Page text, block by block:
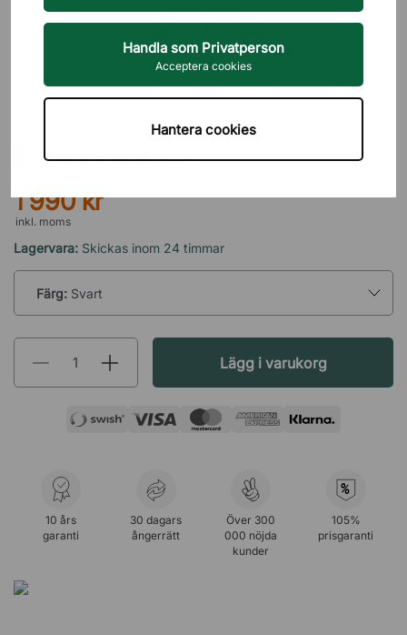
Handla som Privatperson
Acceptera cookies
Hantera cookies
Visa i 3D
Kontorsstol Nevo
1 990 kr
inkl. moms
Lagervara: Skickas inom 24 timmar
Färg: Svart
Lägg i varukorg
10 års
garanti
30 dagars
ångerrätt
Över 300
000 nöjda
kunder
%
105%
prisgaranti